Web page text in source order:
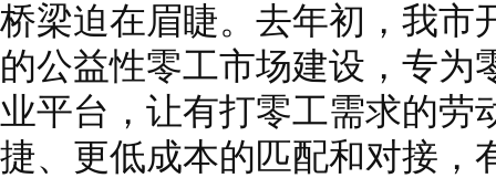
桥梁迫在眉睫。去年初，我市
的公益性零工市场建设，专为
业平台，让有打零工需求的劳
捷、更低成本的匹配和对接，